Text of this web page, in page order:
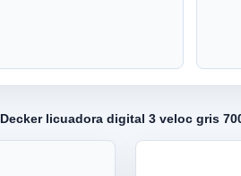
licuadora digital 3 veloc gris